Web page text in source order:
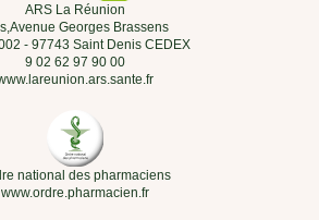
ARS La Réunion
Georges Brassens
- 97743 Saint Denis CEDEX
9 02 62 97 90 00
national des pharmaciens
www.ordre.pharmacien.fr